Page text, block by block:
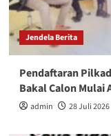
Jendela Berita
Pendaftaran
Bakal Calon Mulai
admin 28 Juli 2026